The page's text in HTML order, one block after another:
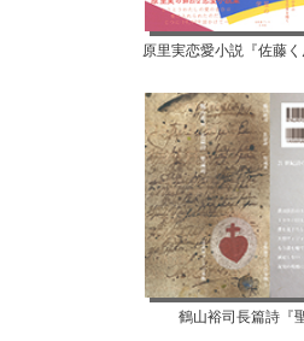
原里実恋愛小説『佐藤く
鶴山裕司長篇詩『